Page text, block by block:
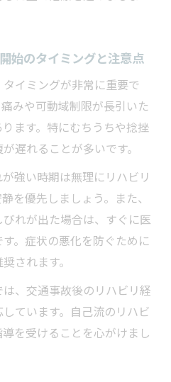
始のタイミングと注意点
イミングが非常に重要で
みや可動域制限が長引いた
ます。特にむちうちや捻挫
遅れることが多いです。
強い時期は無理にリハビリ
を優先しましょう。また、
れが出た場合は、すぐに医
。症状の悪化を防ぐために
されます。
、交通事故後のリハビリ経
ています。自己流のリハビ
を受けることを心がけまし